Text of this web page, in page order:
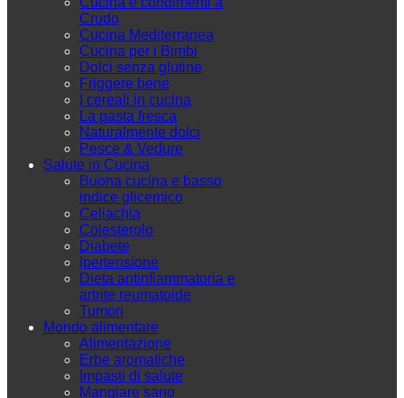
Crudo
Cucina Mediterranea
Cucina per i Bimbi
Dolci senza glutine
Friggere bene
I cereali in cucina
La pasta fresca
Naturalmente dolci
Pesce & Vedure
Salute in Cucina
Buona cucina e basso
indice glicemico
Celiachia
Colesterolo
Diabete
Ipertensione
Dieta antinfiammatoria e
artrite reumatoide
Tumori
Mondo alimentare
Alimentazione
Erbe aromatiche
Impasti di salute
Mangiare sano